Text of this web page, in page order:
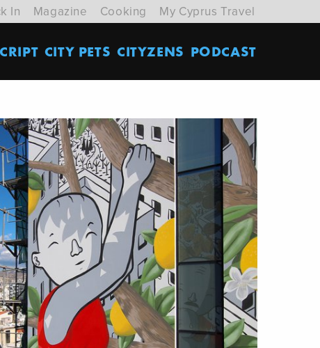
In Magazine Cooking My Cyprus Travel
CITY PETS CITYZENS PODCAST